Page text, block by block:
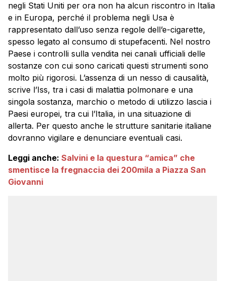
negli Stati Uniti per ora non ha alcun riscontro in Italia
e in Europa, perché il problema negli Usa è
rappresentato dall’uso senza regole dell’e-cigarette,
spesso legato al consumo di stupefacenti. Nel nostro
Paese i controlli sulla vendita nei canali ufficiali delle
sostanze con cui sono caricati questi strumenti sono
molto più rigorosi. L’assenza di un nesso di causalità,
scrive l’Iss, tra i casi di malattia polmonare e una
singola sostanza, marchio o metodo di utilizzo lascia i
Paesi europei, tra cui l’Italia, in una situazione di
allerta. Per questo anche le strutture sanitarie italiane
dovranno vigilare e denunciare eventuali casi.
Leggi anche: Salvini e la questura “amica” che
smentisce la fregnaccia dei 200mila a Piazza San
Giovanni